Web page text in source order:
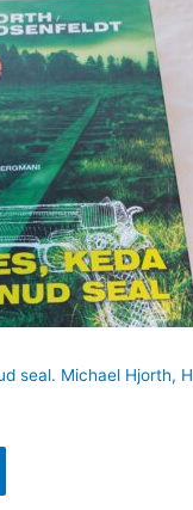
seal. Michael Hjorth,